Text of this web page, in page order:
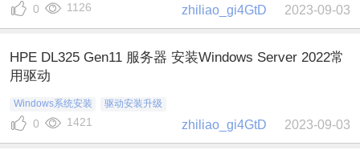
zhiliao_gi4GtD 2023-09-03
0 1126
HPE DL325 Gen11 服务器 安装Windows Server 2022常
用驱动
Windows系统安装 驱动安装升级
zhiliao_gi4GtD 2023-09-03
0 1421